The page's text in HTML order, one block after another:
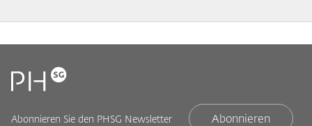
Abonnieren Sie den PHSG Newsletter Abonnieren